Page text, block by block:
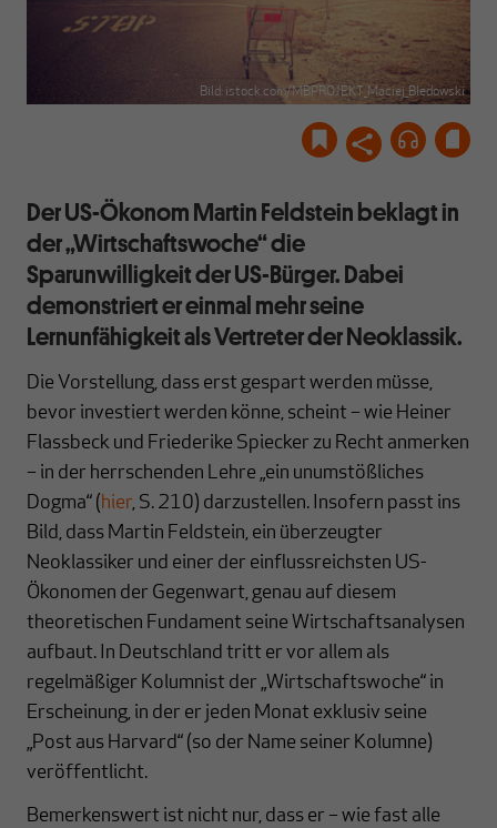
Bild: istock.com/MBPROJEKT_Maciej_Bledowski
Der US-Ökonom Martin Feldstein beklagt in
der „Wirtschaftswoche“ die
Sparunwilligkeit der US-Bürger. Dabei
demonstriert er einmal mehr seine
Lernunfähigkeit als Vertreter der Neoklassik.
Die Vorstellung, dass erst gespart werden müsse,
bevor investiert werden könne, scheint – wie Heiner
Flassbeck und Friederike Spiecker zu Recht anmerken
– in der herrschenden Lehre „ein unumstößliches
Dogma“ (hier, S. 210) darzustellen. Insofern passt ins
Bild, dass Martin Feldstein, ein überzeugter
Neoklassiker und einer der einflussreichsten US-
Ökonomen der Gegenwart, genau auf diesem
theoretischen Fundament seine Wirtschaftsanalysen
aufbaut. In Deutschland tritt er vor allem als
regelmäßiger Kolumnist der „Wirtschaftswoche“ in
Erscheinung, in der er jeden Monat exklusiv seine
„Post aus Harvard“ (so der Name seiner Kolumne)
veröffentlicht.
Bemerkenswert ist nicht nur, dass er – wie fast alle